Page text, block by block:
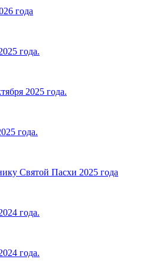
года
года.
2025 года.
года.
Святой Пасхи 2025 года
года.
года.